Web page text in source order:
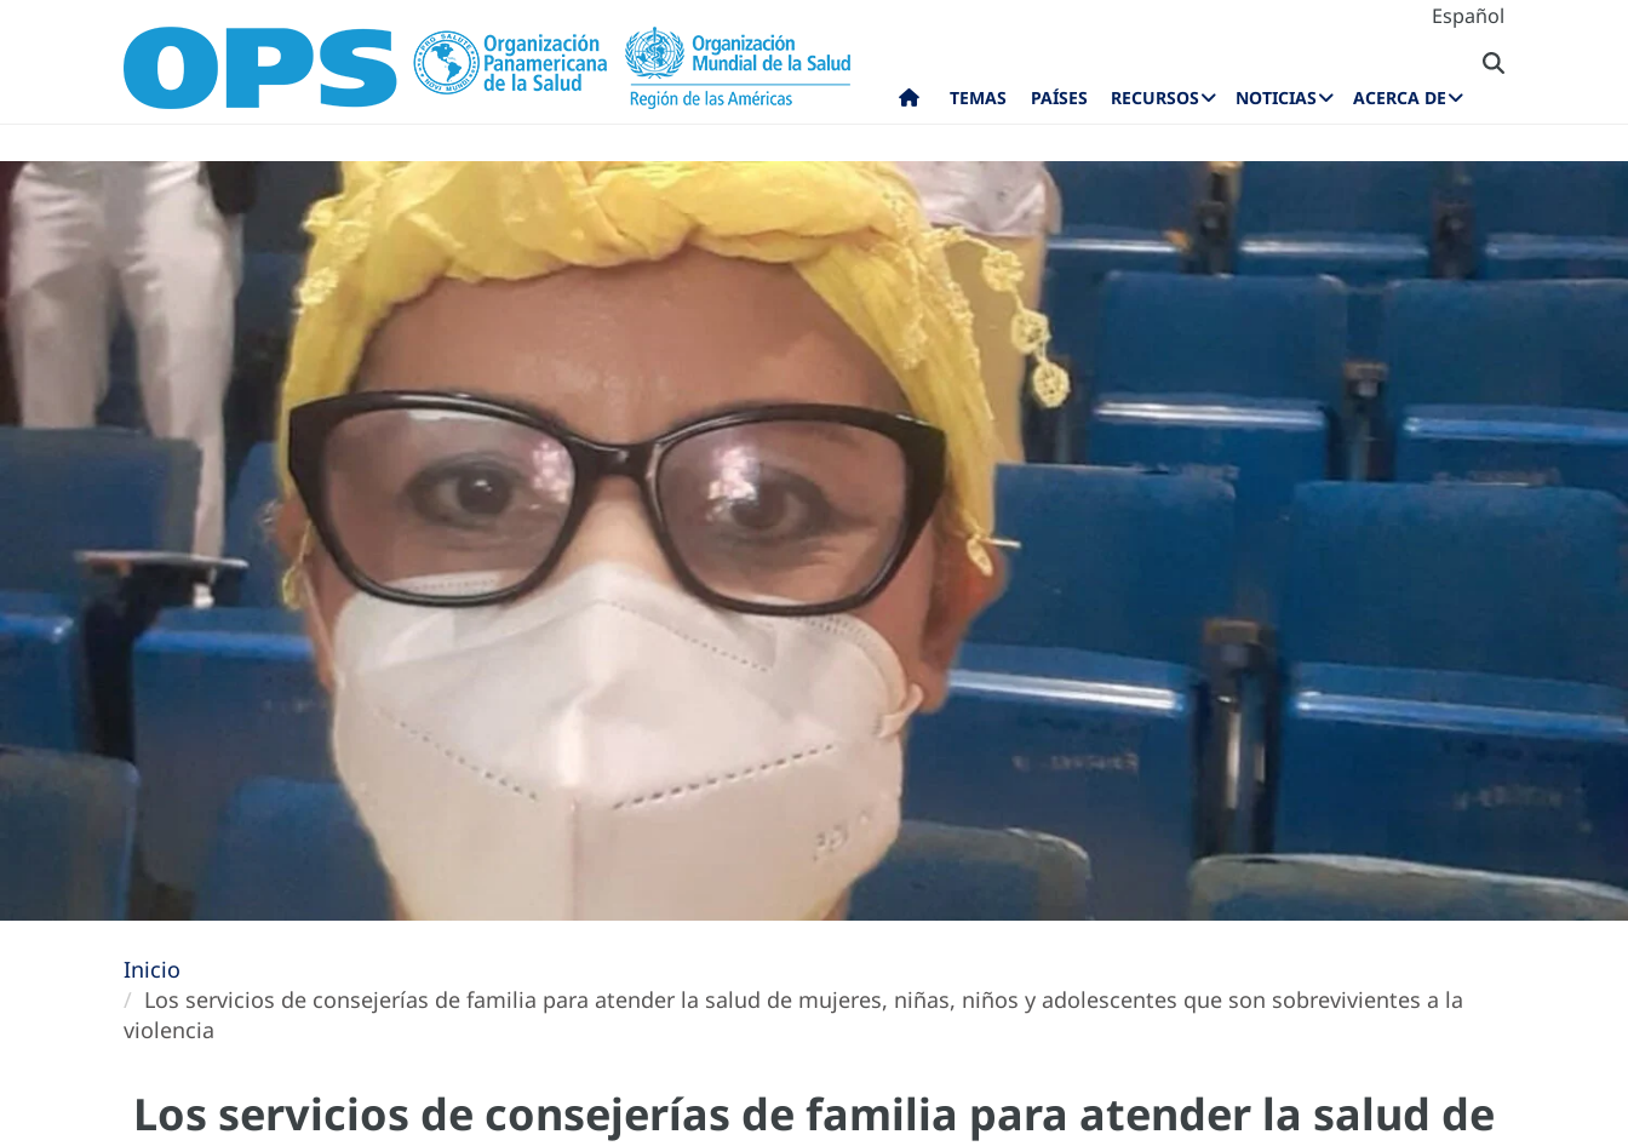
Español
TEMAS PAÍSES RECURSOS NOTICIAS ACERCA DE
Inicio
Los servicios de consejerías de familia para atender la salud de mujeres, niñas, niños y adolescentes que son sobrevivientes a la
violencia
Los servicios de consejerías de familia para atender la salud de